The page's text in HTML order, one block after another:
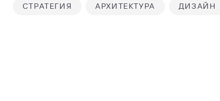
СТРАТЕГИЯ АРХИТЕКТУРА ДИЗАЙН